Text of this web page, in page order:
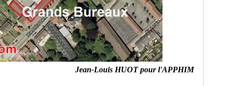
Jean-Louis HUOT pour l'APPHIM